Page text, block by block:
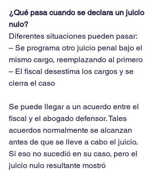
¿Qué pasa cuando se declara un juicio
nulo?
Diferentes situaciones pueden pasar:
– Se programa otro juicio penal bajo el
mismo cargo, reemplazando al primero
– El fiscal desestima los cargos y se
cierra el caso
Se puede llegar a un acuerdo entre el
fiscal y el abogado defensor. Tales
acuerdos normalmente se alcanzan
antes de que se lleve a cabo el juicio.
Si eso no sucedió en su caso, pero el
juicio nulo resultante mostró